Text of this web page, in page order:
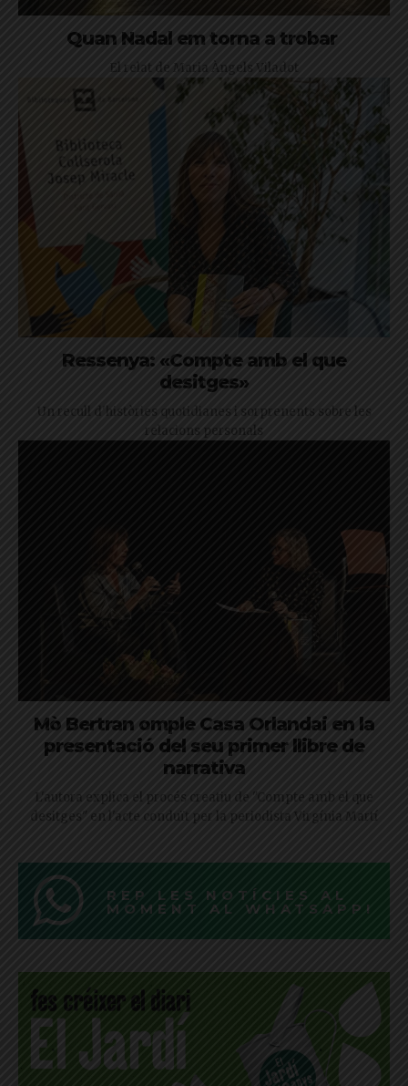
Quan Nadal em torna a trobar
El relat de Maria Àngels Viladot
Ressenya: «Compte amb el que
desitges»
Un recull d'històries quotidianes i sorprenents sobre les
relacions personals
Mò Bertran omple Casa Orlandai en la
presentació del seu primer llibre de
narrativa
L'autora explica el procés creatiu de "Compte amb el que
desitges" en l'acte conduït per la periodista Virgínia Martí
REP LES NOTÍCIES AL
MOMENT AL WHATSAPP!